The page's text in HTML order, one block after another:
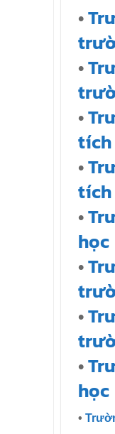
•
•
•
•
•
học
•
•
•
học
•